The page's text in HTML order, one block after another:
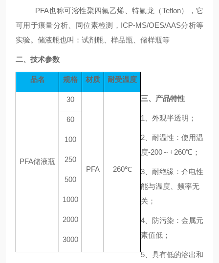
PFA也称可溶性聚四氟乙烯、特氟龙（Teflon），它
可用于痕量分析、同位素检测，ICP-MS/OES/AAS分析等
实验。储液瓶也叫：试剂瓶、样品瓶、储样瓶等
二、技术参数
品名 规格 材质 耐受温度
PFA储液瓶
30
PFA 260℃
60
100
250
500
1000
2000
3000
三、产品特性
1、 外观半透明 ；
2、耐温性 ：使用温
度-200～+260℃；
3
耐绝缘：介电性
能与温度、频率无
关 ；
4
防污染：金属元
素值低 ；
5 、具有低的溶出和